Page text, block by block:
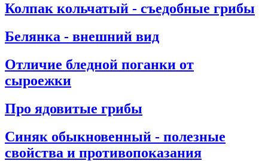
Колпак кольчатый - съедобные грибы
Белянка - внешний вид
Отличие бледной поганки от
сыроежки
Про ядовитые грибы
Синяк обыкновенный - полезные
свойства и противопоказания